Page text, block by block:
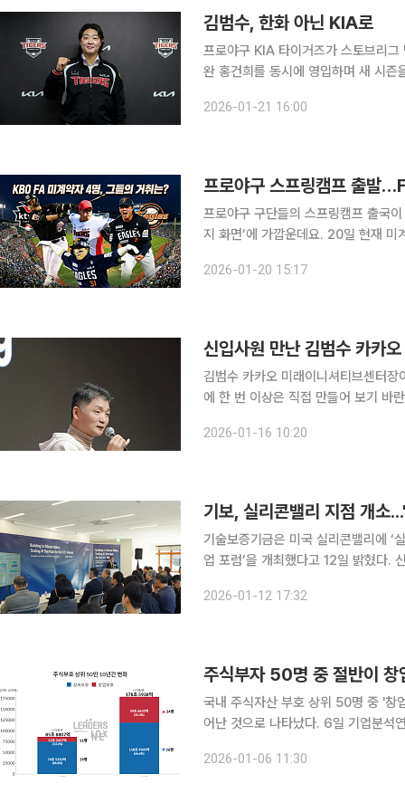
김범수, 한화 아닌 KIA로
프로야구 KIA 타이거즈가 스토브리
완 홍건희를 동시에 영입하며 새 시즌을 앞두고
최대 7억 원(연봉 6억5000만 원·옵
2026-01-21 16:00
프로야구 스프링캠프 출발
프로야구 구단들의 스프링캠프 출국
지 화면’에 가깝운데요. 20일 현재
전력 구상이 사실상 윤곽을 드러낸 가
2026-01-20 15:17
김범수 카카오 미래이니셔티브센터
에 한 번 이상은 직접 만들어 보기 바란다”고 조언했다. 16일 카카
찾아 “지금은 누구나 상상한 것을 직
2026-01-16 10:20
기보, 실리콘밸리 지점 개소
기술보증기금은 미국 실리콘밸리에 ‘
업 포럼’을 개최했다고 12일 밝혔다. 신설된 실리콘밸리지점은 지난해 6월 개소한 싱가포르지점에
2026-01-12 17:32
주식부자 50명 중 절반이
국내 주식자산 부호 상위 50명 중 '창
어난 것으로 나타났다. 6일 기업분석연구소 리더스인덱스에 따르면, 2025년 12월 30일 기준 국내
배 증가한 수치다. 이에 따라 창업부
2026-01-06 11:30